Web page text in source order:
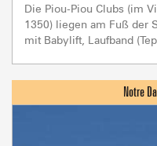
Die Piou-Piou Clubs (im
1350) liegen am Fuß der
mit Babylift, Laufband